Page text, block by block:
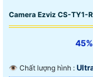
Camera Ezviz CS-TY1-
45%
👁 Chất lượng hình :